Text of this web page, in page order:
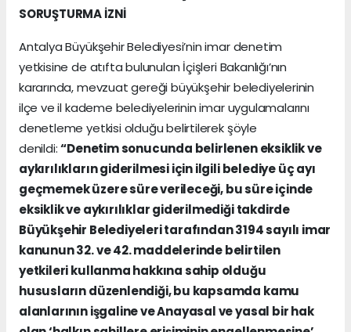
SORUŞTURMA İZNİ
Antalya Büyükşehir Belediyesi’nin imar denetim
yetkisine de atıfta bulunulan İçişleri Bakanlığı’nın
kararında, mevzuat gereği büyükşehir belediyelerinin
ilçe ve il kademe belediyelerinin imar uygulamalarını
denetleme yetkisi olduğu belirtilerek şöyle
denildi:“Denetim sonucunda belirlenen eksiklik ve
aykırılıkların giderilmesi için ilgili belediye üç ayı
geçmemek üzere süre verileceği, bu süre içinde
eksiklik ve aykırılıklar giderilmediği takdirde
Büyükşehir Belediyeleri tarafından 3194 sayılı imar
kanunun 32. ve 42. maddelerinde belirtilen
yetkileri kullanma hakkına sahip olduğu
hususların düzenlendiği, bu kapsamda kamu
alanlarının işgaline ve Anayasal ve yasal bir hak